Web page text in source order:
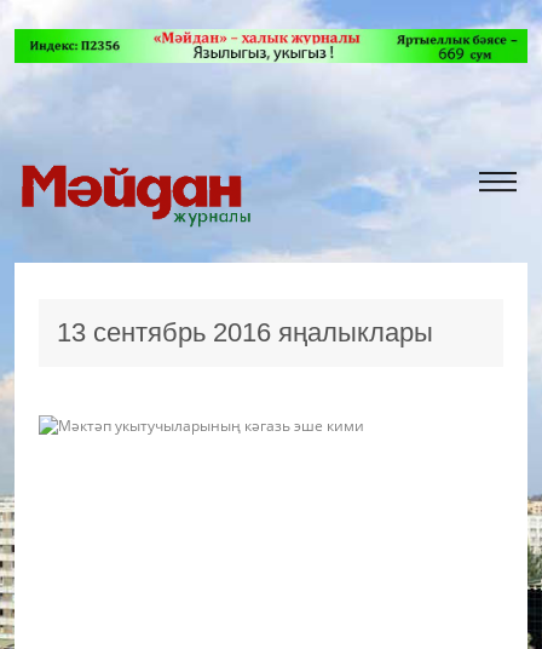
13 сентябрь 2016 яңалыклары